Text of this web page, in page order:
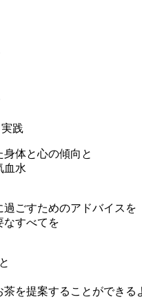
践
体と心の傾向と
血水
ごすためのアドバイスを
なすべてを
を提案することができる